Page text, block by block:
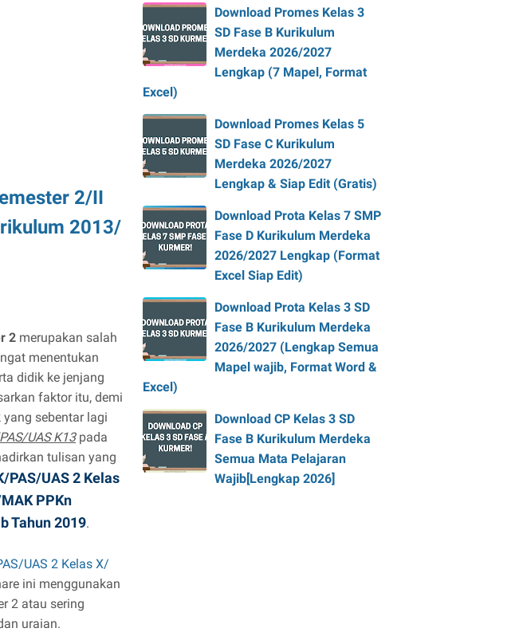
2/II
2013/
2 merupakan salah
menentukan
didik ke jenjang
faktor itu, demi
sebentar lagi
UAS K13pada
tulisan yang
PAS/UAS 2 Kelas
PPKn
Tahun 2019.
UAS 2 Kelas X/
ini menggunakan
2 atau sering
uraian.
Download Promes Kelas 3
SD Fase B Kurikulum
Merdeka 2026/2027
Lengkap (7 Mapel, Format
Excel)
Download Promes Kelas 5
SD Fase C Kurikulum
Merdeka 2026/2027
Lengkap & Siap Edit (Gratis)
Download Prota Kelas 7 SMP
Fase D Kurikulum Merdeka
2026/2027 Lengkap (Format
Excel Siap Edit)
Download Prota Kelas 3 SD
Fase B Kurikulum Merdeka
2026/2027 (Lengkap Semua
Mapel wajib, Format Word &
Excel)
Download CP Kelas 3 SD
Fase B Kurikulum Merdeka
Semua Mata Pelajaran
Wajib[Lengkap 2026]